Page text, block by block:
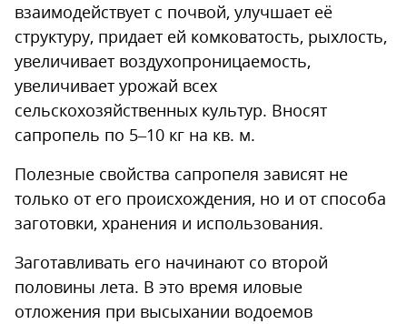
взаимодействует с почвой, улучшает её
структуру, придает ей комковатость, рыхлость,
увеличивает воздухопроницаемость,
увеличивает урожай всех
сельскохозяйственных культур. Вносят
сапропель по 5–10 кг на кв. м.
Полезные свойства сапропеля зависят не
только от его происхождения, но и от способа
заготовки, хранения и использования.
Заготавливать его начинают со второй
половины лета. В это время иловые
отложения при высыхании водоемов